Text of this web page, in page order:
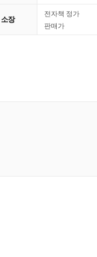
소장
전자책 정가
판매가